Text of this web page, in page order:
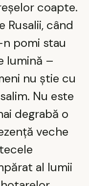
coapte.
când
pomi stau
lumină –
nu știe cu
Nu este
degrabă o
veche
al lumii